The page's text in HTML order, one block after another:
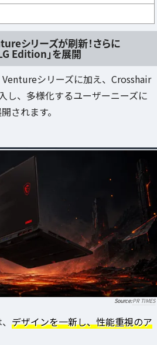
シリーズが刷新！さらに
Edition」を展開
シリーズに加え、Crosshair
し、多様化するユーザーニーズに
されます。
PR TIMES
デザインを一新し、性能重視のア